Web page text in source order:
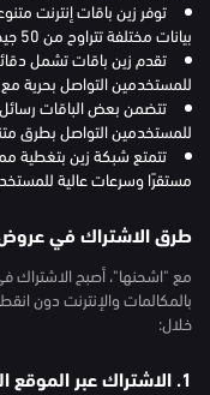
توفر زين باقات إنترنت
بيانات مختلفة تتراوح من 50 جيجابايت إلى 100 جيجابايت.
تقدم زين باقات تشمل
للمستخدمين التواصل بحرية
للمستخدمين التواصل بطرق
تتمتع شبكة زين بتغطية
مستقرًا وسرعات عالية
طرق الاشتراك في عروض
مع "اشحنها"، أصبح الاشتراك
بالمكالمات والإنترنت دون
خلال:
1. الاشتراك عبر الموقع الرسمي لـ "اشحنها"